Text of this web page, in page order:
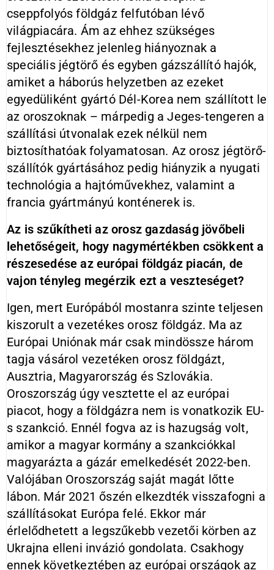
cseppfolyós földgáz felfutóban lévő
világpiacára. Ám az ehhez szükséges
fejlesztésekhez jelenleg hiányoznak a
speciális jégtörő és egyben gázszállító hajók,
amiket a háborús helyzetben az ezeket
egyedüliként gyártó Dél-Korea nem szállított le
az oroszoknak – márpedig a Jeges-tengeren a
szállítási útvonalak ezek nélkül nem
biztosíthatóak folyamatosan. Az orosz jégtörő-
szállítók gyártásához pedig hiányzik a nyugati
technológia a hajtóművekhez, valamint a
francia gyártmányú konténerek is.
Az is szűkítheti az orosz gazdaság jövőbeli
lehetőségeit, hogy nagymértékben csökkent a
részesedése az európai földgáz piacán, de
vajon tényleg megérzik ezt a veszteséget?
Igen, mert Európából mostanra szinte teljesen
kiszorult a vezetékes orosz földgáz. Ma az
Európai Uniónak már csak mindössze három
tagja vásárol vezetéken orosz földgázt,
Ausztria, Magyarország és Szlovákia.
Oroszország úgy vesztette el az európai
piacot, hogy a földgázra nem is vonatkozik EU-
s szankció. Ennél fogva az is hazugság volt,
amikor a magyar kormány a szankciókkal
magyarázta a gázár emelkedését 2022-ben.
Valójában Oroszország saját magát lőtte
lábon. Már 2021 őszén elkezdték visszafogni a
szállításokat Európa felé. Ekkor már
érlelődhetett a legszűkebb vezetői körben az
Ukrajna elleni invázió gondolata. Csakhogy
ennek következtében az európai országok az